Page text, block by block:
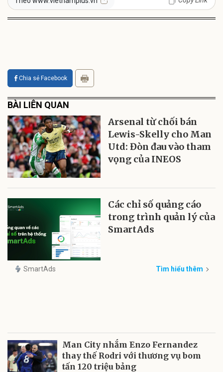
Chia sẻ Facebook
BÀI LIÊN QUAN
Arsenal từ chối bán
Lewis-Skelly cho Man
Utd: Đòn đau vào tham
vọng của INEOS
Các chỉ số quảng cáo
trong trình quản lý của
SmartAds
SmartAds Tìm hiểu thêm
Man City nhắm Enzo Fernandez
thay thế Rodri với thương vụ bom
tấn 120 triệu bảng